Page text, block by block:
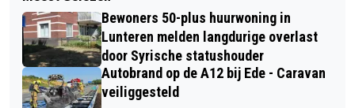
BEZOEK BIJ BOEREN IN TER SCHUUR
Bewoners 50-plus huurwoning in
Lunteren melden langdurige overlast
door Syrische statushouder
Autobrand op de A12 bij Ede - Caravan
veiliggesteld